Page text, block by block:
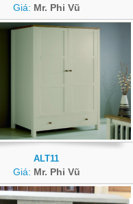
Giá: Mr. Phi Vũ
ALT11
Giá: Mr. Phi Vũ